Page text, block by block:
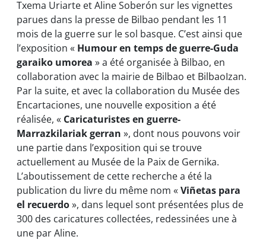
Txema Uriarte et Aline Soberón sur les vignettes
parues dans la presse de Bilbao pendant les 11
mois de la guerre sur le sol basque. C’est ainsi que
l’exposition « Humour en temps de guerre-Guda
garaiko umorea » a été organisée à Bilbao, en
collaboration avec la mairie de Bilbao et BilbaoIzan.
Par la suite, et avec la collaboration du Musée des
Encartaciones, une nouvelle exposition a été
réalisée, « Caricaturistes en guerre-
Marrazkilariak gerran », dont nous pouvons voir
une partie dans l’exposition qui se trouve
actuellement au Musée de la Paix de Gernika.
L’aboutissement de cette recherche a été la
publication du livre du même nom «Viñetas para
el recuerdo», dans lequel sont présentées plus de
300 des caricatures collectées, redessinées une à
une par Aline.